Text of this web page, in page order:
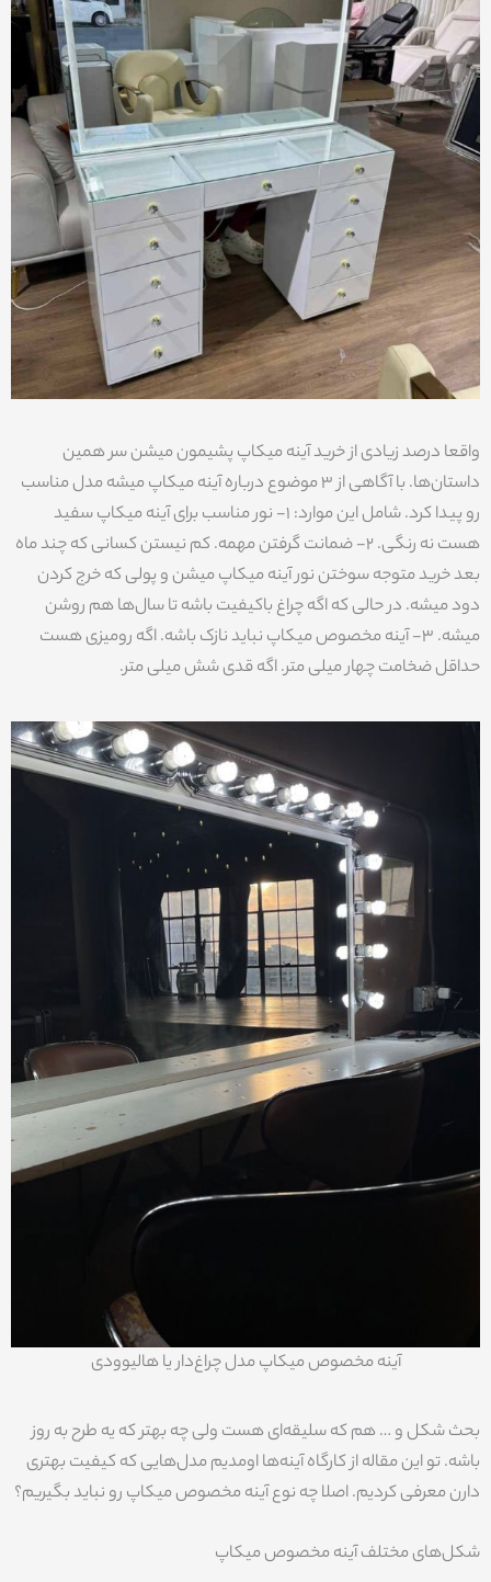
واقعا درصد زیادی از خرید آینه میکاپ پشیمون میشن سر همین
داستان‌ها. با آگاهی از 3 موضوع درباره آینه میکاپ میشه مدل مناسب
رو پیدا کرد. شامل این موارد: 1- نور مناسب برای آینه میکاپ سفید
هست نه رنگی. 2- ضمانت گرفتن مهمه. کم نیستن کسانی که چند ماه
بعد خرید متوجه سوختن نور آینه میکاپ میشن و پولی که خرج کردن
دود میشه. در حالی که اگه چراغ باکیفیت باشه تا سال‌ها هم روشن
میشه. 3- آینه مخصوص میکاپ نباید نازک باشه. اگه رومیزی هست
حداقل ضخامت چهار میلی متر. اگه قدی شش میلی متر.
آینه مخصوص میکاپ مدل چراغ‌دار یا هالیوودی
بحث شکل و … هم که سلیقه‌ای هست ولی چه بهتر که یه طرح به روز
باشه. تو این مقاله از کارگاه آینه‌ها اومدیم مدل‌هایی که کیفیت بهتری
دارن معرفی کردیم. اصلا چه نوع آینه مخصوص میکاپ رو نباید بگیریم؟
شکل‌های مختلف آینه مخصوص میکاپ